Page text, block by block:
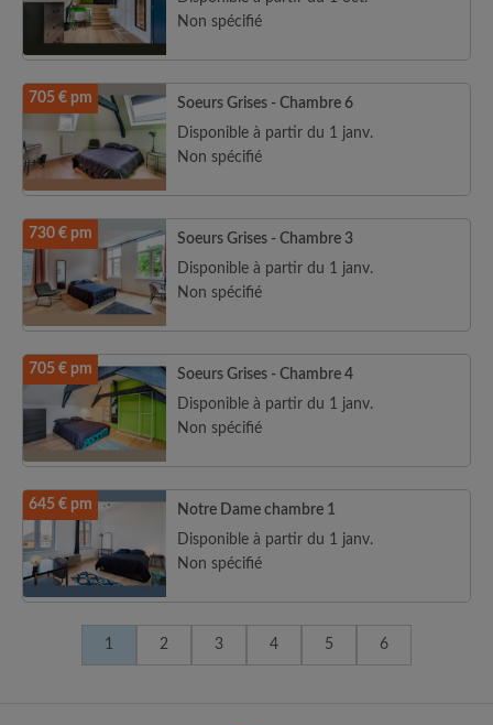
Non spécifié
705 € pm
Soeurs Grises - Chambre 6
Disponible à partir du 1 janv.
Non spécifié
730 € pm
Soeurs Grises - Chambre 3
Disponible à partir du 1 janv.
Non spécifié
705 € pm
Soeurs Grises - Chambre 4
Disponible à partir du 1 janv.
Non spécifié
645 € pm
Notre Dame chambre 1
Disponible à partir du 1 janv.
Non spécifié
1 2 3 4 5 6